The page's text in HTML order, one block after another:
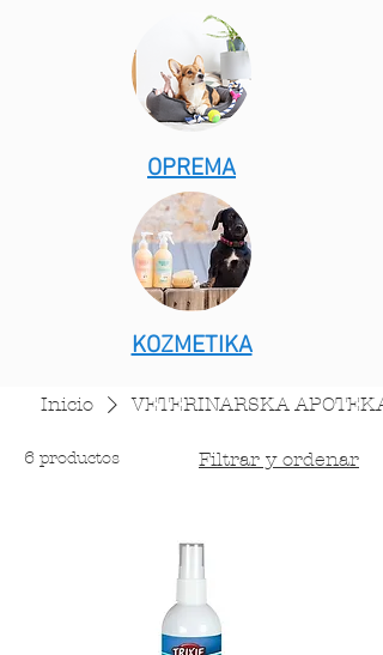
OPREMA
KOZMETIKA
Inicio VETERINARSKA APOTEKA
6 productos Filtrar y ordenar